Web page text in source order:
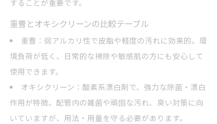
することが重要です。
重曹とオキシクリーンの比較テーブル
重曹：弱アルカリ性で皮脂や軽度の汚れに効果的。環
境負荷が低く、日常的な掃除や敏感肌の方にも安心して
使用できます。
オキシクリーン：酸素系漂白剤で、強力な除菌・漂白
作用が特徴。配管内の雑菌や頑固な汚れ、臭い対策に向
いていますが、用法・用量を守る必要があります。